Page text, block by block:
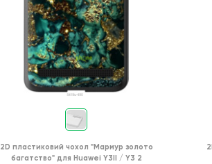
2D пластиковий чохол "Мармур золото
багатство" для Huawei Y3II / Y3 2